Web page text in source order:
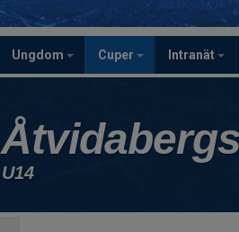
Ungdom Cuper Intranät
U14